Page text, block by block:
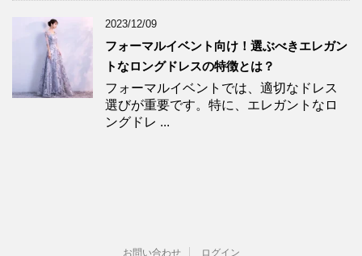
2023/12/09
フォーマルイベント向け！選ぶべきエレガン
トなロングドレスの特徴とは？
フォーマルイベントでは、適切なドレス
選びが重要です。特に、エレガントなロ
ングドレ ...
お問い合わせ ログイン